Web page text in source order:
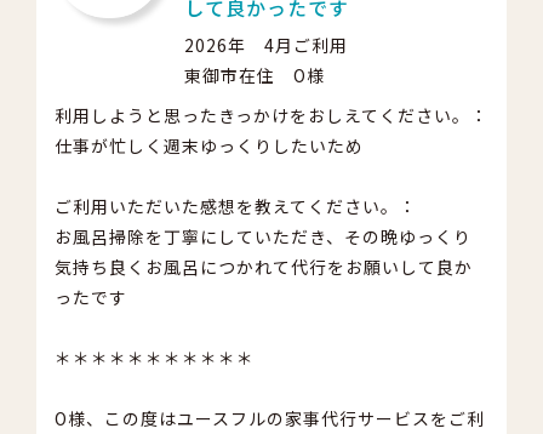
して良かったです
2026年 4月ご利用
東御市在住 O様
利用しようと思ったきっかけをおしえてください。：
仕事が忙しく週末ゆっくりしたいため
ご利用いただいた感想を教えてください。：
お風呂掃除を丁寧にしていただき、その晩ゆっくり
気持ち良くお風呂につかれて代行をお願いして良か
ったです
＊＊＊＊＊＊＊＊＊＊＊
O様、この度はユースフルの家事代行サービスをご利